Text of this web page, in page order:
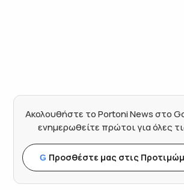
Ακολουθήστε το Portoni News στο
ενημερωθείτε πρώτοι για όλες
G Προσθέστε μας στις